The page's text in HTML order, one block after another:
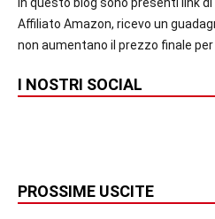
Affiliato Amazon, ricevo un
non aumentano il prezzo finale
I NOSTRI SOCIAL
PROSSIME USCITE